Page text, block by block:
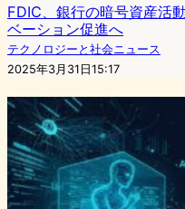
FDIC、銀行の暗号資産活
ベーション促進へ
テクノロジーと社会ニュース
2025年3月31日15:17